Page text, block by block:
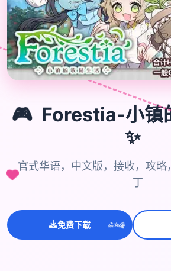
🎮
🎮 Forestia-小镇
✨
官式华语，中文版，接收，攻
丁
免费下载 ✨
⭐💫